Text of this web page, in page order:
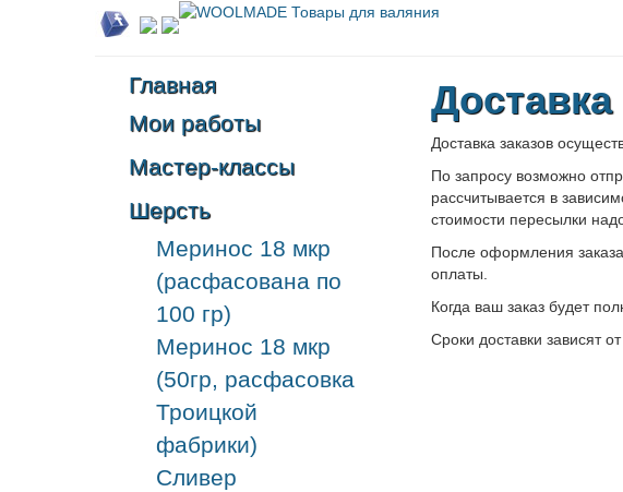
Главная
Мои работы
Мастер-классы
Шерсть
Меринос 18 мкр
(расфасована по
100 гр)
Меринос 18 мкр
(50гр, расфасовка
Троицкой
фабрики)
Сливер
Доставка
Доставка заказов
По запросу возможно
рассчитывается в
стоимости пересылки
После оформления
оплаты.
Когда ваш заказ будет
Сроки доставки зависят